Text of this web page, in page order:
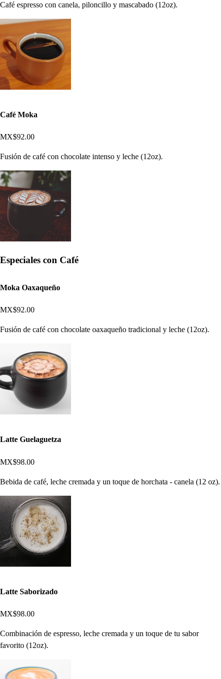
Café espresso con canela, piloncillo y mascabado (12oz).
Café Moka
MX$92.00
Fusión de café con chocolate intenso y leche (12oz).
Especiales con Café
Moka Oaxaqueño
MX$92.00
Fusión de café con chocolate oaxaqueño tradicional y leche (12oz).
Latte Guelaguetza
MX$98.00
Bebida de café, leche cremada y un toque de horchata - canela (12 oz).
Latte Saborizado
MX$98.00
Combinación de espresso, leche cremada y un toque de tu sabor
favorito (12oz).